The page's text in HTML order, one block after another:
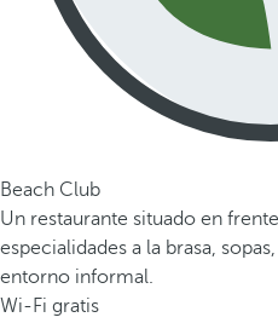
Beach Club
Un restaurante situado en
especialidades a la brasa,
entorno informal.
Wi-Fi gratis